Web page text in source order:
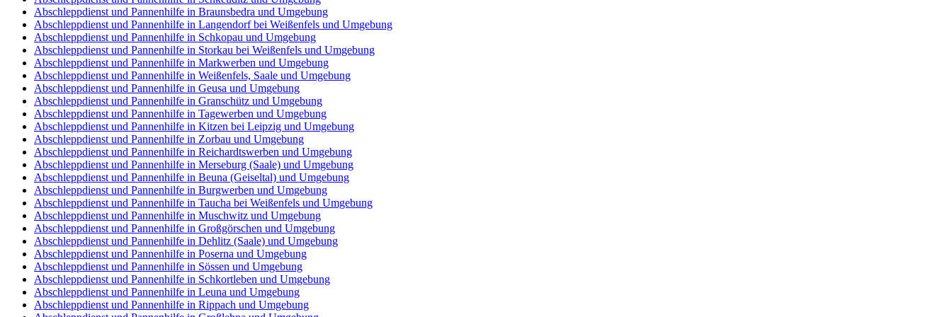
Abschleppdienst und Pannenhilfe in Braunsbedra und Umgebung
Abschleppdienst und Pannenhilfe in Langendorf bei Weißenfels und Umgebung
Abschleppdienst und Pannenhilfe in Schkopau und Umgebung
Abschleppdienst und Pannenhilfe in Storkau bei Weißenfels und Umgebung
Abschleppdienst und Pannenhilfe in Markwerben und Umgebung
Abschleppdienst und Pannenhilfe in Weißenfels, Saale und Umgebung
Abschleppdienst und Pannenhilfe in Geusa und Umgebung
Abschleppdienst und Pannenhilfe in Granschütz und Umgebung
Abschleppdienst und Pannenhilfe in Tagewerben und Umgebung
Abschleppdienst und Pannenhilfe in Kitzen bei Leipzig und Umgebung
Abschleppdienst und Pannenhilfe in Zorbau und Umgebung
Abschleppdienst und Pannenhilfe in Reichardtswerben und Umgebung
Abschleppdienst und Pannenhilfe in Merseburg (Saale) und Umgebung
Abschleppdienst und Pannenhilfe in Beuna (Geiseltal) und Umgebung
Abschleppdienst und Pannenhilfe in Burgwerben und Umgebung
Abschleppdienst und Pannenhilfe in Taucha bei Weißenfels und Umgebung
Abschleppdienst und Pannenhilfe in Muschwitz und Umgebung
Abschleppdienst und Pannenhilfe in Großgörschen und Umgebung
Abschleppdienst und Pannenhilfe in Dehlitz (Saale) und Umgebung
Abschleppdienst und Pannenhilfe in Poserna und Umgebung
Abschleppdienst und Pannenhilfe in Sössen und Umgebung
Abschleppdienst und Pannenhilfe in Schkortleben und Umgebung
Abschleppdienst und Pannenhilfe in Leuna und Umgebung
Abschleppdienst und Pannenhilfe in Rippach und Umgebung